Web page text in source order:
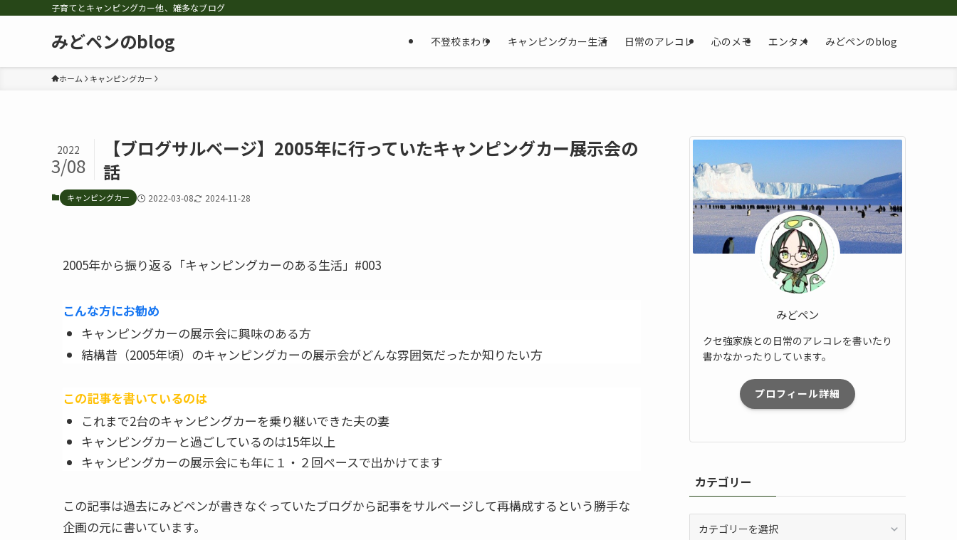
子育てとキャンピングカー他、雑多なブログ
みどペンのblog 不登校まわり キャンピングカー生活 日常のアレコレ 心のメモ エンタメ みどペンのblog
ホーム キャンピングカー
【ブログサルベージ】2005年に行っていたキャンピングカー展示会の
話
2022
3/08
キャンピングカー 2022-03-08 2024-11-28
2005年から振り返る「キャンピングカーのある生活」#003
こんな方にお勧め
キャンピングカーの展示会に興味のある方
結構昔（2005年頃）のキャンピングカーの展示会がどんな雰囲気だったか知りたい方
この記事を書いているのは
これまで2台のキャンピングカーを乗り継いできた夫の妻
キャンピングカーと過ごしているのは15年以上
キャンピングカーの展示会にも年に１・２回ペースで出かけてます
この記事は過去にみどペンが書きなぐっていたブログから記事をサルベージして再構成するという勝手な
企画の元に書いています。
みどペン
クセ強家族との日常のアレコレを書いたり
書かなかったりしています。
プロフィール詳細
カテゴリー